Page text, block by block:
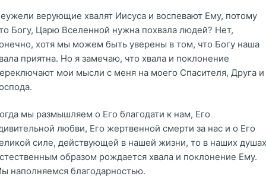
верующие хвалят Иисуса и воспевают Ему, потому
Богу, Царю Вселенной нужна похвала людей? Нет,
хотя мы можем быть уверены в том, что Богу наша
приятна. Но я замечаю, что хвала и поклонение
мои мысли с меня на моего Спасителя, Друга и
мы размышляем о Его благодати к нам, Его
любви, Его жертвенной смерти за нас и о Его
силе, действующей в нашей жизни, то в наших душах
образом рождается хвала и поклонение Ему.
наполняемся благодарностью.